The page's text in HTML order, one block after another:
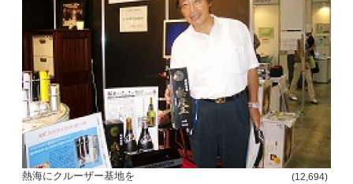
熱海にクルーザー基地を (12,694)